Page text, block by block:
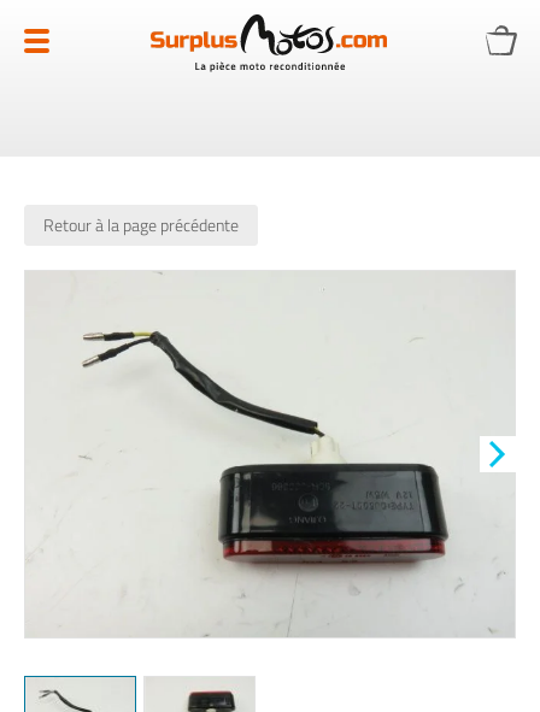
au
contenu
Retour à la page précédente